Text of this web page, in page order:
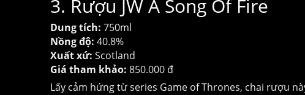
3. Rượu JW A Song Of Fire
Dung tích: 750ml
Nồng độ: 40.8%
Xuất xứ: Scotland
Giá tham khảo: 850.000 đ
Lấy cảm hứng từ series Game of Thrones, chai rượu